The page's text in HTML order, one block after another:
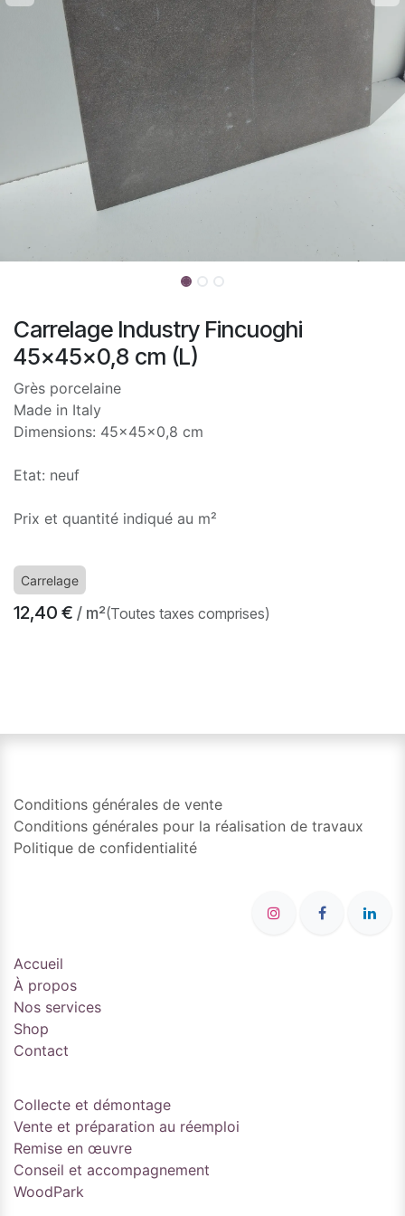
Carrelage Industry Fincuoghi
45x45x0,8 cm (L)
Grès porcelaine
Made in Italy
Dimensions: 45x45x0,8 cm
Etat: neuf
Prix et quantité indiqué au m²
Carrelage
12,40 € / m²(Toutes taxes comprises)
Conditions générales de vente
Conditions générales pour la réalisation de travaux
Politique de confidentialité
Accueil
À propos
Nos services
Shop
Contact
Collecte et démontage
Vente et préparation au réemploi
Remise en œuvre
Conseil et accompagnement
WoodPark